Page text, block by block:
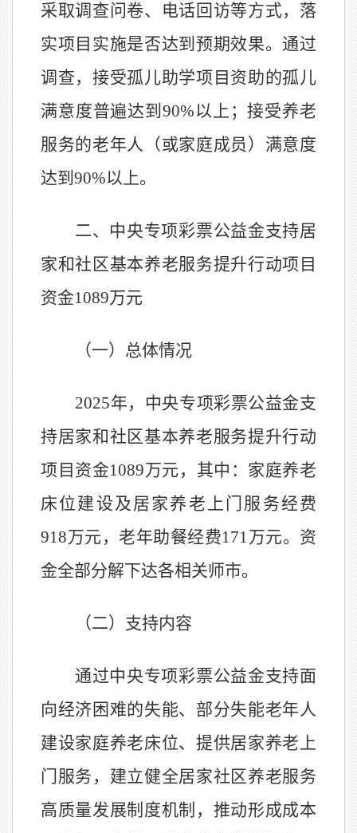
采取调查问卷、电话回访等方式，落
实项目实施是否达到预期效果。通过
调查，接受孤儿助学项目资助的孤儿
满意度普遍达到 90%以上；接受养老
服务的老年人（或家庭成员）满意度
达到 90%以上。
二、中央专项彩票公益金支持居
家和社区基本养老服务提升行动项目
资金1089万元
（一）总体情况
2025年，中央专项彩票公益金支
持居家和社区基本养老服务提升行动
项目资金1089万元，其中：家庭养老
床位建设及居家养老上门服务经费
918万元，老年助餐经费171万元。资
金全部分解下达各相关师市。
（二）支持内容
通过中央专项彩票公益金支持面
向经济困难的失能、部分失能老年人
建设家庭养老床位、提供居家养老上
门服务，建立健全居家社区养老服务
高质量发展制度机制，推动形成成本